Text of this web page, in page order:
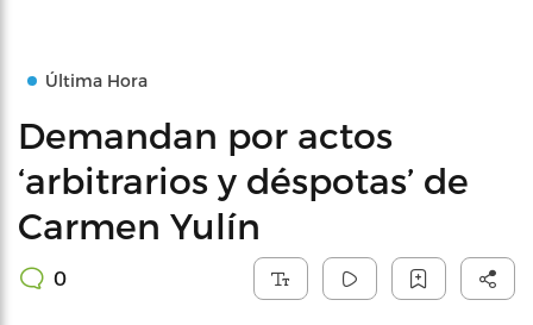
Última Hora
Demandan por actos
‘arbitrarios y déspotas’ de
Carmen Yulín
0